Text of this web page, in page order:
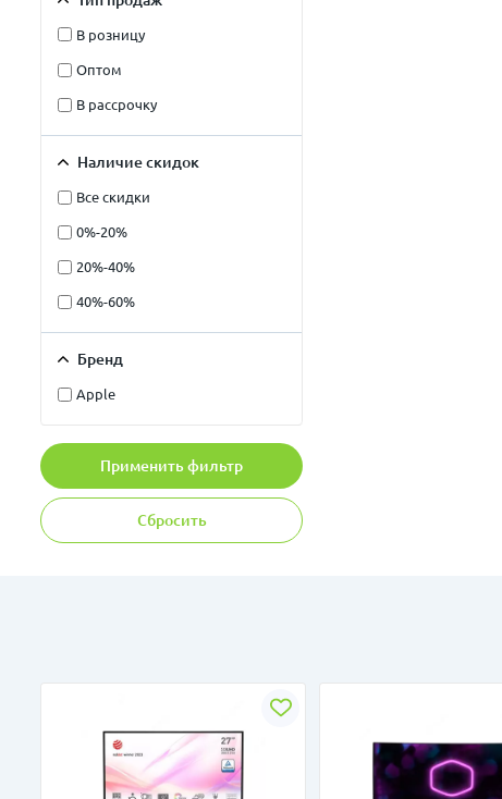
В розницу
Оптом
В рассрочку
Наличие скидок
Все скидки
0%-20%
20%-40%
40%-60%
Бренд
Apple
Применить фильтр
Сбросить